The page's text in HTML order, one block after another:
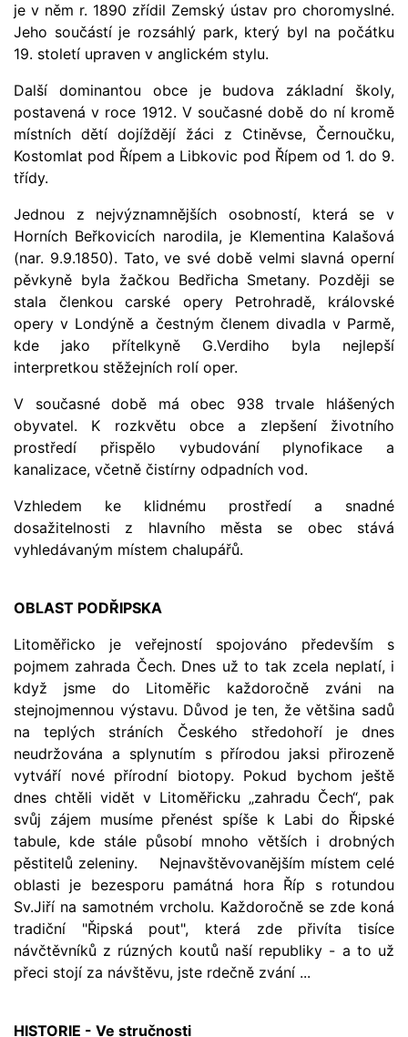
je v něm r. 1890 zřídil Zemský ústav pro choromyslné.
Jeho součástí je rozsáhlý park, který byl na počátku
19. století upraven v anglickém stylu.
Další dominantou obce je budova základní školy,
postavená v roce 1912. V současné době do ní kromě
místních dětí dojíždějí žáci z Ctiněvse, Černoučku,
Kostomlat pod Řípem a Libkovic pod Řípem od 1. do 9.
třídy.
Jednou z nejvýznamnějších osobností, která se v
Horních Beřkovicích narodila, je Klementina Kalašová
(nar. 9.9.1850). Tato, ve své době velmi slavná operní
pěvkyně byla žačkou Bedřicha Smetany. Později se
stala členkou carské opery Petrohradě, královské
opery v Londýně a čestným členem divadla v Parmě,
kde jako přítelkyně G.Verdiho byla nejlepší
interpretkou stěžejních rolí oper.
V současné době má obec 938 trvale hlášených
obyvatel. K rozkvětu obce a zlepšení životního
prostředí přispělo vybudování plynofikace a
kanalizace, včetně čistírny odpadních vod.
Vzhledem ke klidnému prostředí a snadné
dosažitelnosti z hlavního města se obec stává
vyhledávaným místem chalupářů.
OBLAST PODŘIPSKA
Litoměřicko je veřejností spojováno především s
pojmem zahrada Čech. Dnes už to tak zcela neplatí, i
když jsme do Litoměřic každoročně zváni na
stejnojmennou výstavu. Důvod je ten, že většina sadů
na teplých stráních Českého středohoří je dnes
neudržována a splynutím s přírodou jaksi přirozeně
vytváří nové přírodní biotopy. Pokud bychom ještě
dnes chtěli vidět v Litoměřicku „zahradu Čech“, pak
svůj zájem musíme přenést spíše k Labi do Řipské
tabule, kde stále působí mnoho větších i drobných
pěstitelů zeleniny. Nejnavštěvovanějším místem celé
oblasti je bezesporu památná hora Říp s rotundou
Sv.Jiří na samotném vrcholu. Každoročně se zde koná
tradiční "Řipská pout", která zde přivíta tisíce
návčtěvníků z rúzných koutů naší republiky - a to už
přeci stojí za návštěvu, jste rdečně zvání ...
HISTORIE - Ve stručnosti